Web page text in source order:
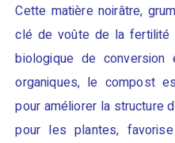
Cette matière noirâtre,
clé de voûte de la fertilité
biologique de
organiques, le compost
pour améliorer la structure
pour les plantes,